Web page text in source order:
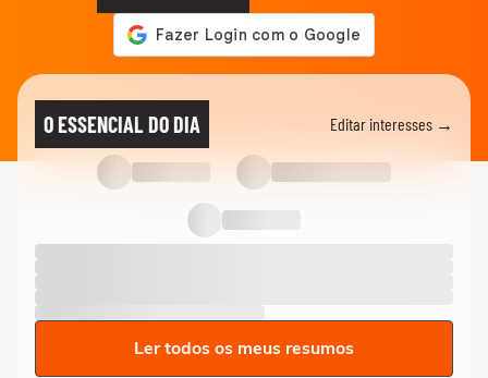
O ESSENCIAL DO DIA Editar interesses →
Ler todos os meus resumos